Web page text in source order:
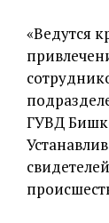
«Ведутся
ГУВД